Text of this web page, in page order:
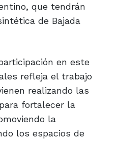
que tendrán
de Bajada
en este
refleja el trabajo
realizando las
fortalecer la
la
los espacios de